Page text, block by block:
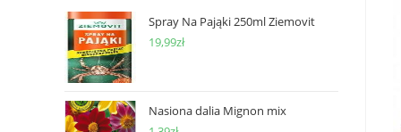
Spray Na Pająki 250ml Ziemovit
19,99zł
Nasiona dalia Mignon mix